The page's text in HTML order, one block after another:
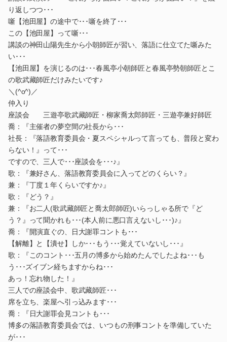
り返しつつ･･･
噺【池田屋】の途中で･･･噺を終了･･･
この【池田屋】って噺･･･
講談の神田山陽先生から小朝師匠が習い、落語に仕立てた噺みた
い･･･
【池田屋】を演じるのは･･･春風亭小朝師匠と春風亭勢朝師匠とこ
の歌武藏師匠だけみたいです♪
＼(^o^)／
仲入り
座談会 三遊亭歌武藏師匠・柳家喬太郎師匠・三遊亭兼好師匠
喬：『主催者の夢空間の社長から･･･
社長：『落語教育委員会・夏スペシャルって言っても、普段と変わ
らない！』って･･･
ですので、三人で･･･座談会を･･･♪』
歌：『兼好さん、落語教育委員会に入ってどのくらい？』
兼：『丁度１年くらいですか♪』
歌：『どう？』
兼：『お二人(歌武藏師匠と喬太郎師匠)いらっしゃる所で『ど
う？』って聞かれも･･･(本人前に悪口言えないし･･･)♪』
喬：『開演直ぐの、日大謝罪コントも･･･
【解離】と【潰せ】しか･･･もう･･･覚えていないし･･･』
歌：『このコント･･･五月の博多から始めたんでしたよね･･･も
う･･･ズイブン経ちますからね･･･
あっ！忘れ物した！』
三人での座談会中、歌武藏師匠･･･
席を立ち、楽屋へ引っ込みます･･･
喬：『日大謝罪会見コントも･･･
博多の落語教育委員会では、いつもの刑事コントを準備していた
が･･･